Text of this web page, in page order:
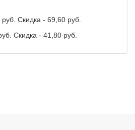
Скидка - 69,60 руб.
Скидка - 41,80 руб.